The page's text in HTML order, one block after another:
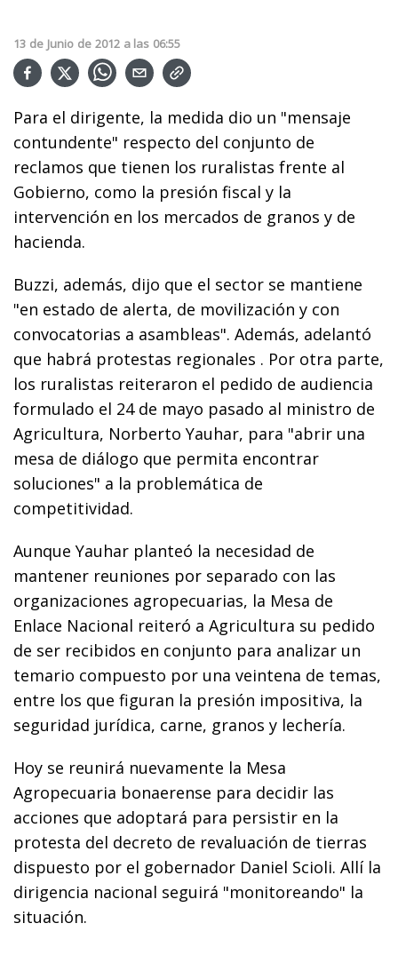
13 de Junio de 2012 a las 06:55
Para el dirigente, la medida dio un "mensaje
contundente" respecto del conjunto de
reclamos que tienen los ruralistas frente al
Gobierno, como la presión fiscal y la
intervención en los mercados de granos y de
hacienda.
Buzzi, además, dijo que el sector se mantiene
"en estado de alerta, de movilización y con
convocatorias a asambleas". Además, adelantó
que habrá protestas regionales . Por otra parte,
los ruralistas reiteraron el pedido de audiencia
formulado el 24 de mayo pasado al ministro de
Agricultura, Norberto Yauhar, para "abrir una
mesa de diálogo que permita encontrar
soluciones" a la problemática de
competitividad.
Aunque Yauhar planteó la necesidad de
mantener reuniones por separado con las
organizaciones agropecuarias, la Mesa de
Enlace Nacional reiteró a Agricultura su pedido
de ser recibidos en conjunto para analizar un
temario compuesto por una veintena de temas,
entre los que figuran la presión impositiva, la
seguridad jurídica, carne, granos y lechería.
Hoy se reunirá nuevamente la Mesa
Agropecuaria bonaerense para decidir las
acciones que adoptará para persistir en la
protesta del decreto de revaluación de tierras
dispuesto por el gobernador Daniel Scioli. Allí la
dirigencia nacional seguirá "monitoreando" la
situación.